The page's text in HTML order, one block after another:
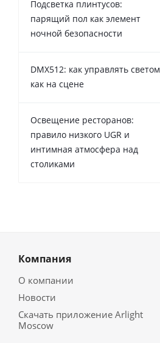
Подсветка плинтусов:
парящий пол как элемент
ночной безопасности
DMX512: как управлять светом
как на сцене
Освещение ресторанов:
правило низкого UGR и
интимная атмосфера над
столиками
Компания
О компании
Новости
Скачать приложение Arlight
Moscow